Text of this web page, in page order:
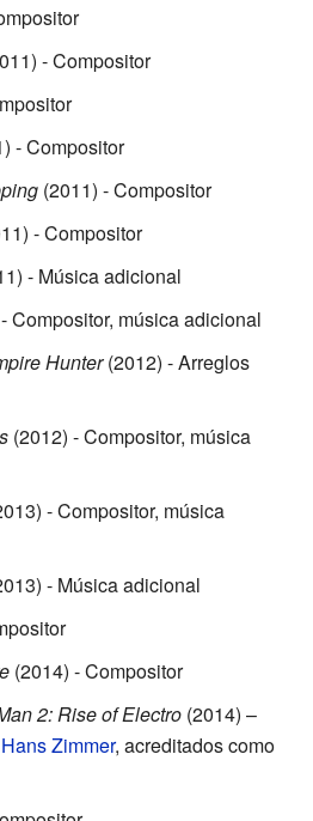
- Compositor
- Compositor
(2011) - Compositor
- Compositor
- Música adicional
Compositor, música adicional
Hunter(2012) - Arreglos
(2012) - Compositor, música
- Compositor, música
- Música adicional
(2014) - Compositor
2: Rise of Electro (2014) –
Hans Zimmer, acreditados como